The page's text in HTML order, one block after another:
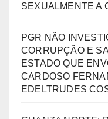
SEXUALMENTE A
PGR NÃO
CORRUPÇÃO E
ESTADO QUE
CARDOSO
EDELTRUDES